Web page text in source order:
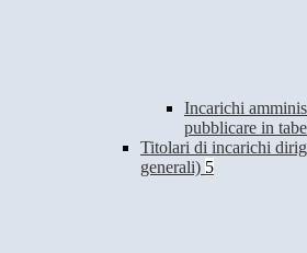
Incarichi
pubblicare in
Titolari di incarichi
generali) 5